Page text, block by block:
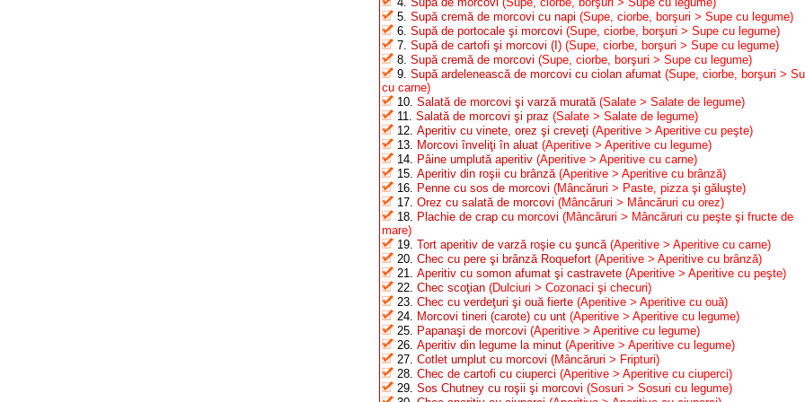
5. Supă cremă de morcovi cu napi (Supe, ciorbe, borşuri > Supe cu legume)
6. Supă de portocale şi morcovi (Supe, ciorbe, borşuri > Supe cu legume)
7. Supă de cartofi şi morcovi (I) (Supe, ciorbe, borşuri > Supe cu legume)
8. Supă cremă de morcovi (Supe, ciorbe, borşuri > Supe cu legume)
9. Supă ardelenească de morcovi cu ciolan afumat (Supe, ciorbe, borşuri >
cu carne)
10. Salată de morcovi şi varză murată (Salate > Salate de legume)
11. Salată de morcovi şi praz (Salate > Salate de legume)
12. Aperitiv cu vinete, orez şi creveţi (Aperitive > Aperitive cu peşte)
13. Morcovi înveliţi în aluat (Aperitive > Aperitive cu legume)
14. Pâine umplută aperitiv (Aperitive > Aperitive cu carne)
15. Aperitiv din roşii cu brânză (Aperitive > Aperitive cu brânză)
16. Penne cu sos de morcovi (Mâncăruri > Paste, pizza şi găluşte)
17. Orez cu salată de morcovi (Mâncăruri > Mâncăruri cu orez)
18. Plachie de crap cu morcovi (Mâncăruri > Mâncăruri cu peşte şi fructe de
mare)
19. Tort aperitiv de varză roşie cu şuncă (Aperitive > Aperitive cu carne)
20. Chec cu pere şi brânză Roquefort (Aperitive > Aperitive cu brânză)
21. Aperitiv cu somon afumat şi castravete (Aperitive > Aperitive cu peşte)
22. Chec scoţian (Dulciuri > Cozonaci şi checuri)
23. Chec cu verdeţuri şi ouă fierte (Aperitive > Aperitive cu ouă)
24. Morcovi tineri (carote) cu unt (Aperitive > Aperitive cu legume)
25. Papanaşi de morcovi (Aperitive > Aperitive cu legume)
26. Aperitiv din legume la minut (Aperitive > Aperitive cu legume)
27. Cotlet umplut cu morcovi (Mâncăruri > Fripturi)
28. Chec de cartofi cu ciuperci (Aperitive > Aperitive cu ciuperci)
29. Sos Chutney cu roşii şi morcovi (Sosuri > Sosuri cu legume)